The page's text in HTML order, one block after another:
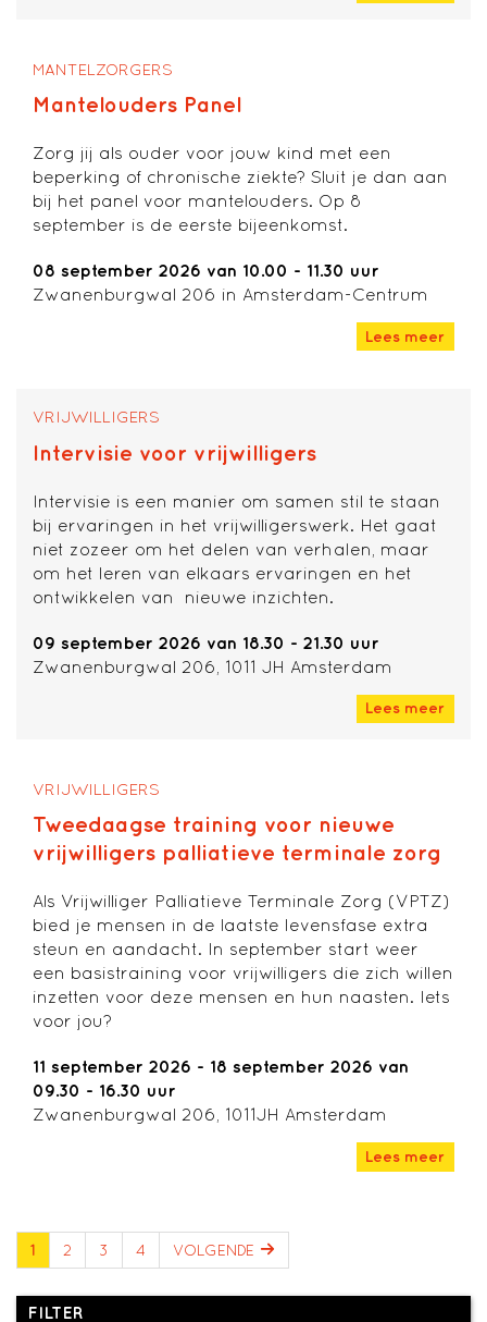
MANTELZORGERS
Mantelouders Panel
Zorg jij als ouder voor jouw kind met een
beperking of chronische ziekte? Sluit je dan aan
bij het panel voor mantelouders. Op 8
september is de eerste bijeenkomst.
08 september 2026 van 10.00 - 11.30 uur
Zwanenburgwal 206 in Amsterdam-Centrum
Lees meer
VRIJWILLIGERS
Intervisie voor vrijwilligers
Intervisie is een manier om samen stil te staan
bij ervaringen in het vrijwilligerswerk. Het gaat
niet zozeer om het delen van verhalen, maar
om het leren van elkaars ervaringen en het
ontwikkelen van nieuwe inzichten.
09 september 2026 van 18.30 - 21.30 uur
Zwanenburgwal 206, 1011 JH Amsterdam
Lees meer
VRIJWILLIGERS
Tweedaagse training voor nieuwe
vrijwilligers palliatieve terminale zorg
Als Vrijwilliger Palliatieve Terminale Zorg (VPTZ)
bied je mensen in de laatste levensfase extra
steun en aandacht. In september start weer
een basistraining voor vrijwilligers die zich willen
inzetten voor deze mensen en hun naasten. Iets
voor jou?
11 september 2026 - 18 september 2026 van
09.30 - 16.30 uur
Zwanenburgwal 206, 1011JH Amsterdam
Lees meer
1 2 3 4 VOLGENDE
FILTER